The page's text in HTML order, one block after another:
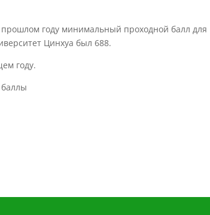
году минимальный проходной балл для
Цинхуа был 688.
году.
баллы